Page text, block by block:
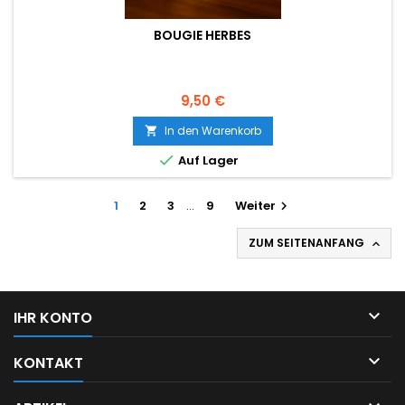
BOUGIE HERBES
Preis
9,50 €
 In den Warenkorb
 Auf Lager
1 2 3 … 9 Weiter 
ZUM SEITENANFANG 
IHR KONTO 
KONTAKT 